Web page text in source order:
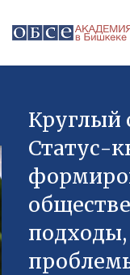
Круглый
Статус-